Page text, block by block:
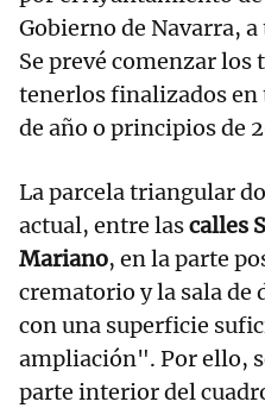
Gobierno de Navarra,
Se prevé comenzar los
tenerlos finalizados en
de año o principios de
La parcela triangular
actual, entre lascalles
Mariano, en la parte
crematorio y la sala de
con una superficie
ampliación". Por ello,
parte interior del